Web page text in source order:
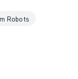
Robots